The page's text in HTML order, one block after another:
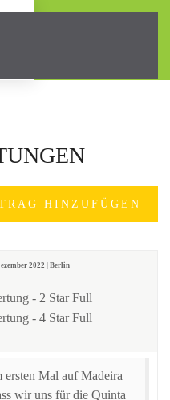
HINZUFÜGEN
2022 | Berlin
Mal auf Madeira
wir uns für die Quinta